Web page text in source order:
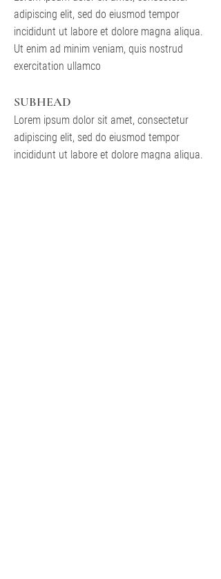
adipiscing elit, sed do eiusmod tempor
incididunt ut labore et dolore magna aliqua.
Ut enim ad minim veniam, quis nostrud
exercitation ullamco
SUBHEAD
Lorem ipsum dolor sit amet, consectetur
adipiscing elit, sed do eiusmod tempor
incididunt ut labore et dolore magna aliqua.